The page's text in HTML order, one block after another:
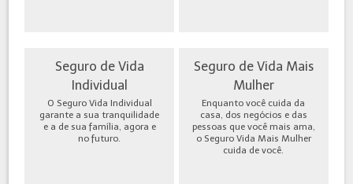
Seguro de Vida
Individual
O Seguro Vida Individual
garante a sua tranquilidade
e a de sua família, agora e
no futuro.
Seguro de Vida Mais
Mulher
Enquanto você cuida da
casa, dos negócios e das
pessoas que você mais ama,
o Seguro Vida Mais Mulher
cuida de você.